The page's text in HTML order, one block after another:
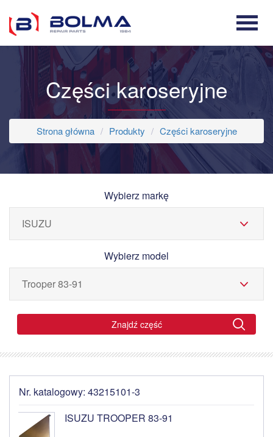
Części karoseryjne
Strona główna Produkty Części karoseryjne
Wybierz markę
Wybierz model
Znajdź część
Nr. katalogowy: 43215101-3
ISUZU TROOPER 83-91